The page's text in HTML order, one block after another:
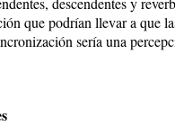
que podrían llevar a que
sería una